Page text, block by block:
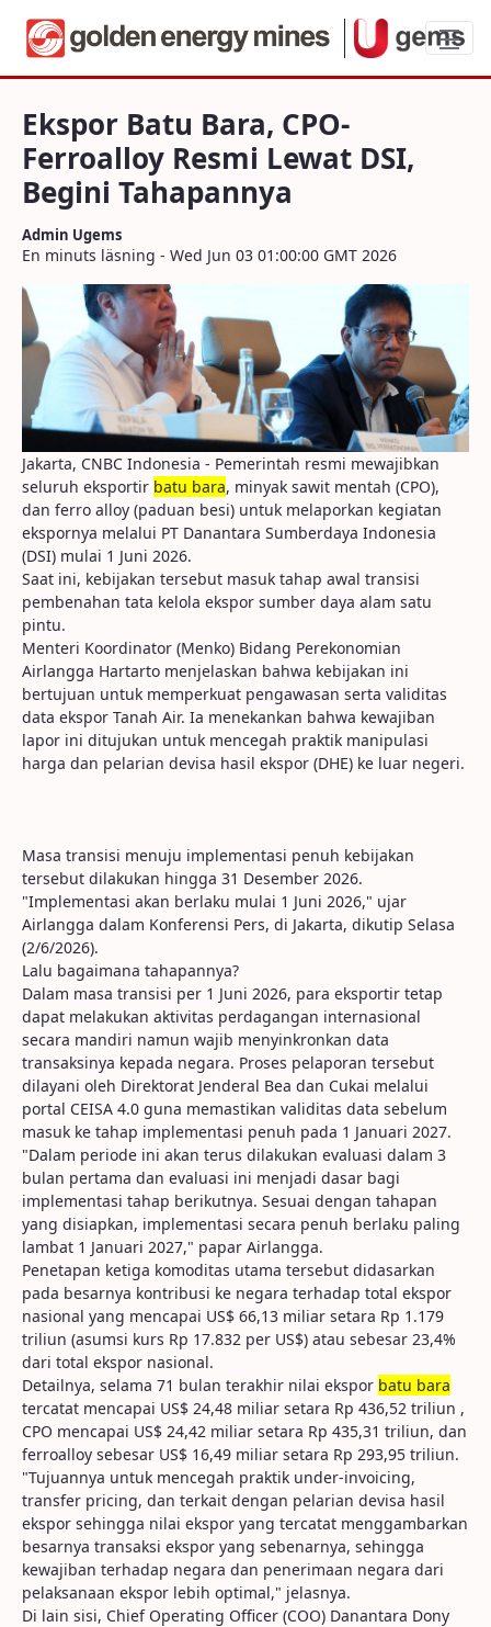
Ekspor Batu Bara, CPO-Ferroalloy
Ekspor Batu Bara, CPO-
Ferroalloy Resmi Lewat DSI,
Begini Tahapannya
Admin Ugems
En minuts läsning - Wed Jun 03 01:00:00 GMT 2026
Jakarta, CNBC Indonesia - Pemerintah resmi mewajibkan
seluruh eksportir batu bara, minyak sawit mentah (CPO),
dan ferro alloy (paduan besi) untuk melaporkan kegiatan
ekspornya melalui PT Danantara Sumberdaya Indonesia
(DSI) mulai 1 Juni 2026.
Saat ini, kebijakan tersebut masuk tahap awal transisi
pembenahan tata kelola ekspor sumber daya alam satu
pintu.
Menteri Koordinator (Menko) Bidang Perekonomian
Airlangga Hartarto menjelaskan bahwa kebijakan ini
bertujuan untuk memperkuat pengawasan serta validitas
data ekspor Tanah Air. Ia menekankan bahwa kewajiban
lapor ini ditujukan untuk mencegah praktik manipulasi
harga dan pelarian devisa hasil ekspor (DHE) ke luar negeri.
Masa transisi menuju implementasi penuh kebijakan
tersebut dilakukan hingga 31 Desember 2026.
"Implementasi akan berlaku mulai 1 Juni 2026," ujar
Airlangga dalam Konferensi Pers, di Jakarta, dikutip Selasa
(2/6/2026).
Lalu bagaimana tahapannya?
Dalam masa transisi per 1 Juni 2026, para eksportir tetap
dapat melakukan aktivitas perdagangan internasional
secara mandiri namun wajib menyinkronkan data
transaksinya kepada negara. Proses pelaporan tersebut
dilayani oleh Direktorat Jenderal Bea dan Cukai melalui
portal CEISA 4.0 guna memastikan validitas data sebelum
masuk ke tahap implementasi penuh pada 1 Januari 2027.
"Dalam periode ini akan terus dilakukan evaluasi dalam 3
bulan pertama dan evaluasi ini menjadi dasar bagi
implementasi tahap berikutnya. Sesuai dengan tahapan
yang disiapkan, implementasi secara penuh berlaku paling
lambat 1 Januari 2027," papar Airlangga.
Penetapan ketiga komoditas utama tersebut didasarkan
pada besarnya kontribusi ke negara terhadap total ekspor
nasional yang mencapai US$ 66,13 miliar setara Rp 1.179
triliun (asumsi kurs Rp 17.832 per US$) atau sebesar 23,4%
dari total ekspor nasional.
Detailnya, selama 71 bulan terakhir nilai ekspor batu bara
tercatat mencapai US$ 24,48 miliar setara Rp 436,52 triliun ,
CPO mencapai US$ 24,42 miliar setara Rp 435,31 triliun, dan
ferroalloy sebesar US$ 16,49 miliar setara Rp 293,95 triliun.
"Tujuannya untuk mencegah praktik under-invoicing,
transfer pricing, dan terkait dengan pelarian devisa hasil
ekspor sehingga nilai ekspor yang tercatat menggambarkan
besarnya transaksi ekspor yang sebenarnya, sehingga
kewajiban terhadap negara dan penerimaan negara dari
pelaksanaan ekspor lebih optimal," jelasnya.
Di lain sisi, Chief Operating Officer (COO) Danantara Dony